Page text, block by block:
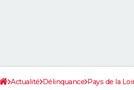
Actualité Délinquance Pays de la